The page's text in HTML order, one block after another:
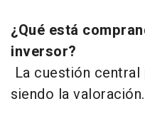
¿Qué está
inversor?
La cuestión
siendo la valoración.